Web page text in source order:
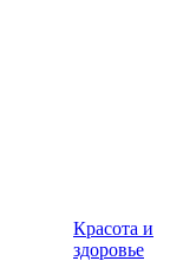
Красота и
здоровье